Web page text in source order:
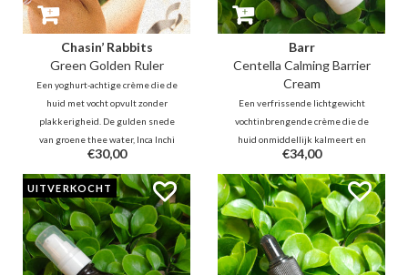
Chasin’ Rabbits
Green Golden Ruler
Een yoghurt-achtige crème die de
huid met vocht opvult zonder
plakkerigheid. De gulden snede
van groene thee water, Inca Inchi
en Probiotica zorgen voor de
optimale olie-waterbalans. Dit is
een antioxidanten rijke crème
voor gezicht en hals.
€30,00
Barr
Centella Calming Barrier
Cream
Een verfrissende lichtgewicht
vochtinbrengende crème die de
huid onmiddellijk kalmeert en
verzacht. 64% Centella,
Houttuynia kalmeert, beschermt
de huid en bevordert
huidherstel. Panthenol, Squalane,
Jojoba verzachten en hydrateren
de huid diep.
€34,00
UITVERKOCHT